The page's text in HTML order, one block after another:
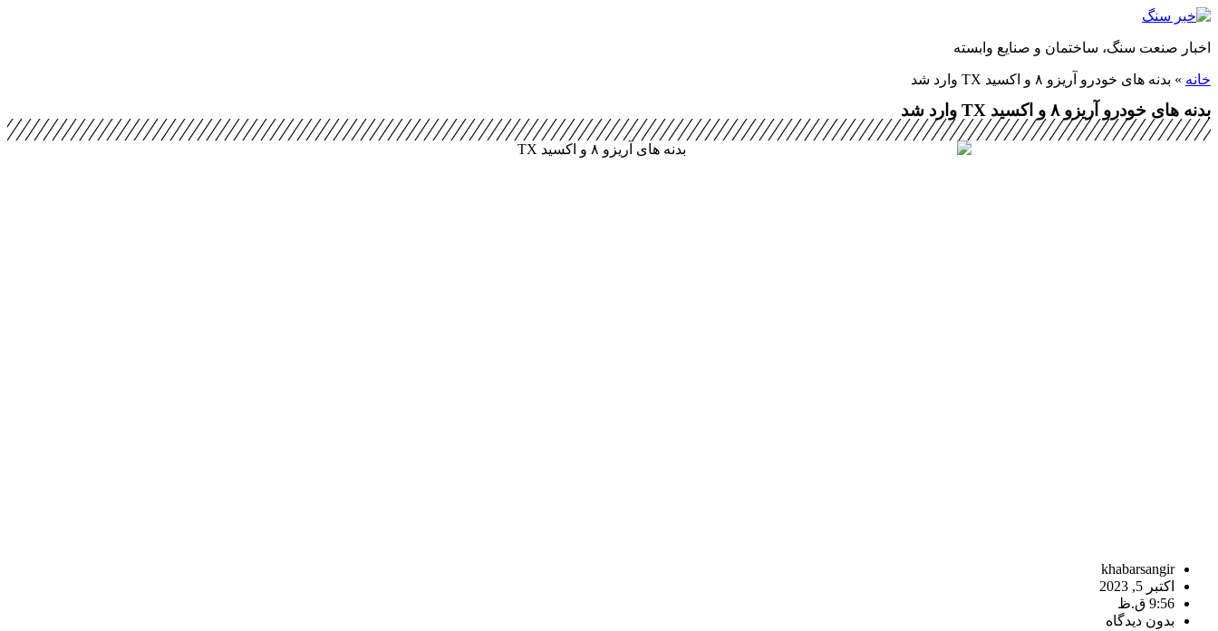
پرش
محتوا
اخبار صنعت سنگ، ساختمان و صنایع وابسته
خانه » بدنه های خودرو آریزو ۸ و اکسید TX وارد شد
بدنه های خودرو آریزو ۸ و اکسید TX وارد شد
khabarsangir
اکتبر 5, 2023
9:56 ق.ظ
بدون دیدگاه